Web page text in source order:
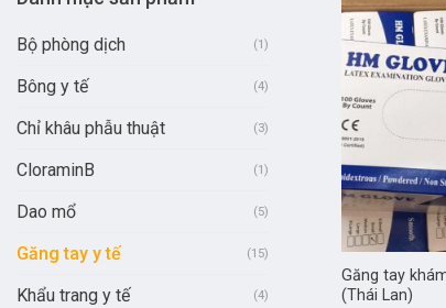
Bộ phòng dịch (1)
Bông y tế (4)
Chỉ khâu phẫu thuật (3)
CloraminB (1)
Dao mổ (5)
Găng tay y tế (15)
Khẩu trang y tế (4)
Găng tay
(Thái Lan)